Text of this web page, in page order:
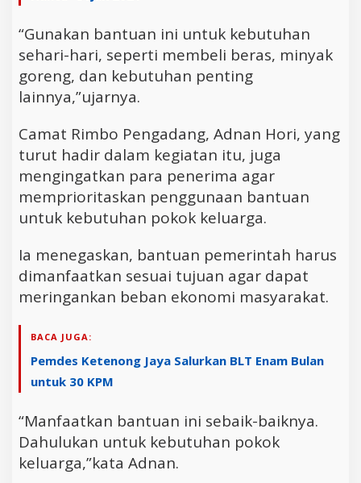
“Gunakan bantuan ini untuk kebutuhan
sehari-hari, seperti membeli beras, minyak
goreng, dan kebutuhan penting
lainnya,”ujarnya.
Camat Rimbo Pengadang, Adnan Hori, yang
turut hadir dalam kegiatan itu, juga
mengingatkan para penerima agar
memprioritaskan penggunaan bantuan
untuk kebutuhan pokok keluarga.
Ia menegaskan, bantuan pemerintah harus
dimanfaatkan sesuai tujuan agar dapat
meringankan beban ekonomi masyarakat.
BACA JUGA:
Pemdes Ketenong Jaya Salurkan BLT Enam Bulan
untuk 30 KPM
“Manfaatkan bantuan ini sebaik-baiknya.
Dahulukan untuk kebutuhan pokok
keluarga,”kata Adnan.